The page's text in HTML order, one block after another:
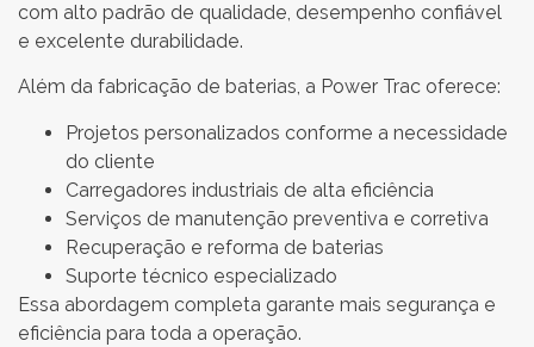
com alto padrão de qualidade, desempenho confiável
e excelente durabilidade.
Além da fabricação de baterias, a Power Trac oferece:
Projetos personalizados conforme a necessidade
do cliente
Carregadores industriais de alta eficiência
Serviços de manutenção preventiva e corretiva
Recuperação e reforma de baterias
Suporte técnico especializado
Essa abordagem completa garante mais segurança e
eficiência para toda a operação.